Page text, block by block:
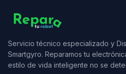
Servicio técnico especializado y
Smartgyro. Reparamos tu
estilo de vida inteligente no se